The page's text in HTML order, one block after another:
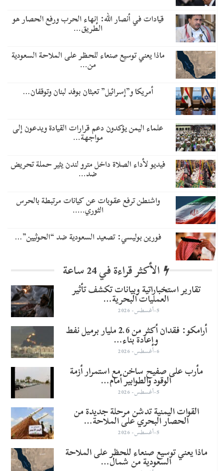
قيادات في أنصار الله: إنهاء الحرب ورفع الحصار هو
الطريق…
ماذا يعني توسيع صنعاء للحظر على الملاحة السعودية
من…
أمريكا و”إسرائيل” تعبثان بوفد لبنان وتوقفان…
علماء اليمن يؤكدون دعم قرارات القيادة ويدعون إلى
مواجهة…
فيديو لأداء الصلاة داخل مترو لندن يثير حملة تحريض
ضد…
واشنطن ترفع عقوبات عن كيانات مرتبطة بالحرس
الثوري..…
​فورين بوليسي: تصعيد السعودية ضد “الحوثيين”…
الأكثر قراءة في 24 ساعة
تقارير استخباراتية وبيانات تكشف تأثير
العمليات البحرية…
5-أغسطس- 2026
أرامكو: فقدان أكثر من 2.6 مليار برميل نفط
وإعادة بناء…
6-أغسطس- 2026
مأرب على صفيح ساخن مع استمرار أزمة
الوقود والطوابير أمام…
5-أغسطس- 2026
القوات اليمنية تدشن مرحلة جديدة من
الحصار البحري على الملاحة…
5-أغسطس- 2026
ماذا يعني توسيع صنعاء للحظر على الملاحة
السعودية من شمال…